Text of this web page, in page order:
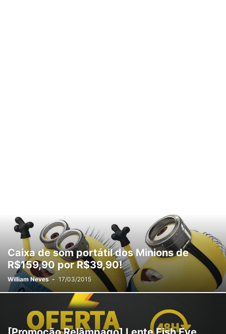
Caixa de som portátil dos Minions de
R$159,90 por R$39,90!
William Neves - 17/03/2015